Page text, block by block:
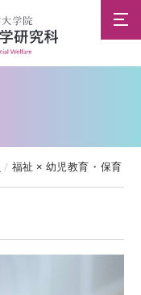
/ 福祉 × 幼児教育・保育